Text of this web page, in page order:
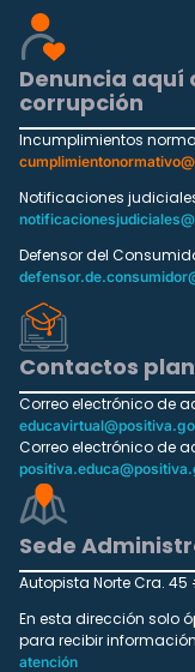
Denuncia aquí
corrupción
Incumplimientos
Notificaciones
Defensor del
Contactos
Correo electrónico de
Correo electrónico de
Sede
Autopista Norte Cra. 45
En esta dirección solo
para recibir
atención